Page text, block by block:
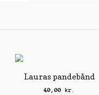
Lauras pandebånd
40,00 kr.